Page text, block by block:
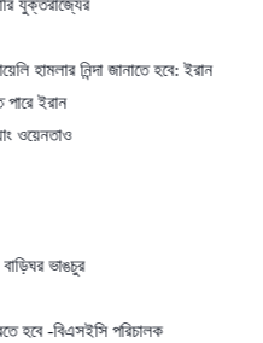
জানাতে হবে: ইরান
পরিচালক